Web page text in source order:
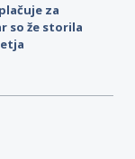
za
so že storila